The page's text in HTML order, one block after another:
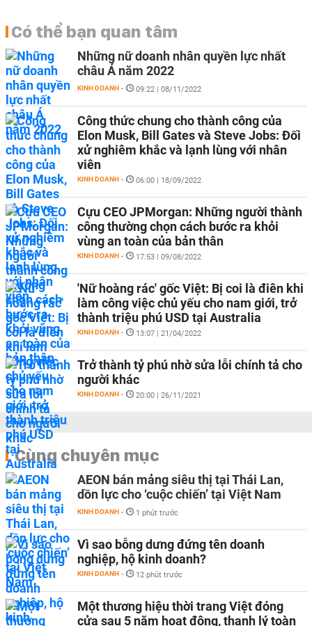
Có thể bạn quan tâm
Những nữ doanh nhân quyền lực nhất
châu Á năm 2022
KINH DOANH - 09:22 | 08/11/2022
Công thức chung cho thành công của
Elon Musk, Bill Gates và Steve Jobs: Đối
xử nghiêm khắc và lạnh lùng với nhân
viên
KINH DOANH - 06:00 | 18/09/2022
Cựu CEO JPMorgan: Những người thành
công thường chọn cách bước ra khỏi
vùng an toàn của bản thân
KINH DOANH - 17:53 | 09/08/2022
'Nữ hoàng rác' gốc Việt: Bị coi là điên khi
làm công việc chủ yếu cho nam giới, trở
thành triệu phú USD tại Australia
KINH DOANH - 13:07 | 21/04/2022
Trở thành tỷ phú nhờ sửa lỗi chính tả cho
người khác
KINH DOANH - 20:00 | 26/11/2021
Cùng chuyên mục
AEON bán mảng siêu thị tại Thái Lan,
dồn lực cho ‘cuộc chiến’ tại Việt Nam
KINH DOANH - 1 phút trước
Vì sao bỗng dưng đứng tên doanh
nghiệp, hộ kinh doanh?
KINH DOANH - 12 phút trước
Một thương hiệu thời trang Việt đóng
cửa sau 5 năm hoạt động, thanh lý toàn